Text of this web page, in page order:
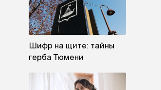
Шифр на щите: тайны
герба Тюмени